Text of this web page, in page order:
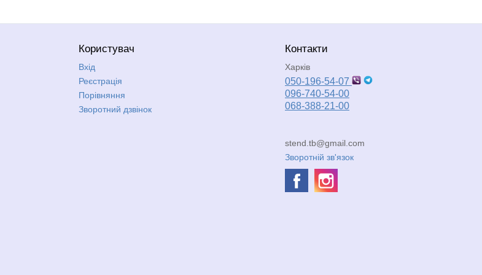
Користувач
Вхід
Реєстрація
Порівняння
Зворотний дзвінок
Контакти
Харків
050-196-54-07
096-740-54-00
068-388-21-00
stend.tb@gmail.com
Зворотній зв'язок